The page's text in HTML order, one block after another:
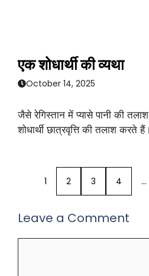
एक शोधार्थी की व्यथा
October 14, 2025
जैसे रेगिस्तान में प्यासे पानी की
शोधार्थी छात्रवृत्ति की तलाश करते
1 2 3 4 …
Leave a Comment